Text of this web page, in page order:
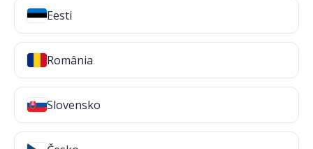
Eesti
România
Slovensko